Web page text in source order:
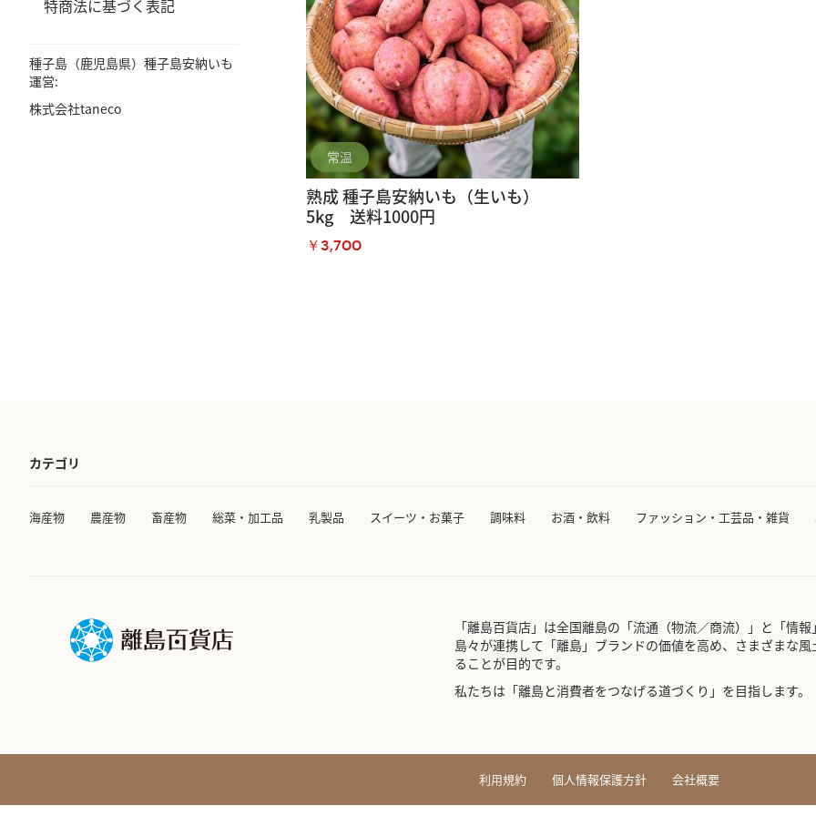
特商法に基づく表記
種子島（鹿児島県）種子島安納いも
運営:
株式会社taneco
常温
熟成 種子島安納いも（生いも）
5kg 送料1000円
￥3,700
カテゴリ
海産物 農産物 畜産物 総菜・加工品 乳製品 スイーツ・お菓子 調味料 お酒・飲料 ファッション・工芸品・雑貨
「離島百貨店」は全国離島の「流通（物流／商流）」と「情
島々が連携して「離島」ブランドの価値を高め、さまざまな
ることが目的です。
私たちは「離島と消費者をつなげる道づくり」を目指します。
利用規約 個人情報保護方針 会社概要